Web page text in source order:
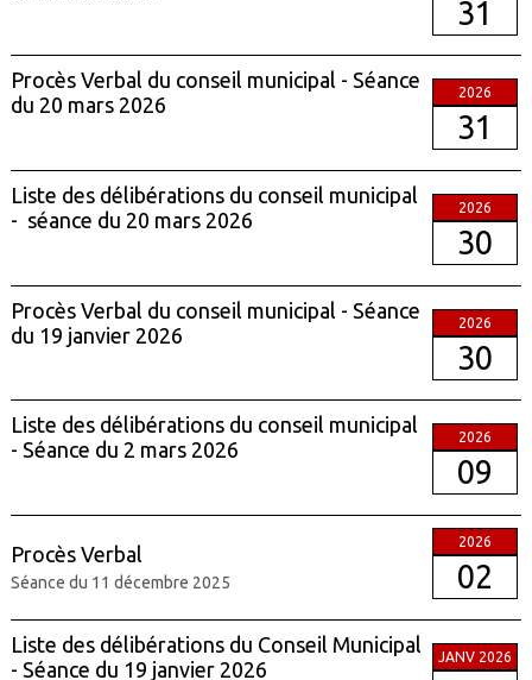
31
Procès Verbal du conseil municipal - Séance
du 20 mars 2026
2026
31
Liste des délibérations du conseil municipal
- séance du 20 mars 2026
2026
30
Procès Verbal du conseil municipal - Séance
du 19 janvier 2026
2026
30
Liste des délibérations du conseil municipal
- Séance du 2 mars 2026
2026
09
Procès Verbal
Séance du 11 décembre 2025
2026
02
Liste des délibérations du Conseil Municipal
- Séance du 19 janvier 2026
JANV 2026